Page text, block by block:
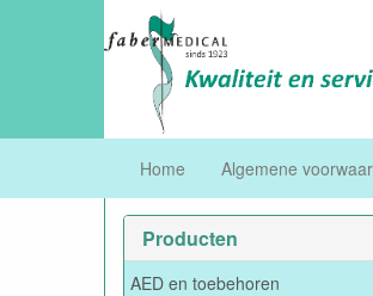
Home Algemene
Producten
AED en toebehoren